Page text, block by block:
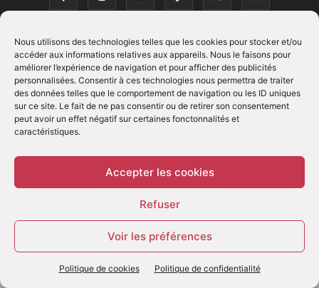
Nous utilisons des technologies telles que les cookies pour stocker et/ou
accéder aux informations relatives aux appareils. Nous le faisons pour
améliorer l’expérience de navigation et pour afficher des publicités
personnalisées. Consentir à ces technologies nous permettra de traiter
des données telles que le comportement de navigation ou les ID uniques
sur ce site. Le fait de ne pas consentir ou de retirer son consentement
peut avoir un effet négatif sur certaines fonctonnalités et
caractéristiques.
Accepter les cookies
Refuser
Voir les préférences
Politique de cookies Politique de confidentialité
© - Création :EIMAI
WP Twitter Auto PublishPowered By :XYZScripts.com